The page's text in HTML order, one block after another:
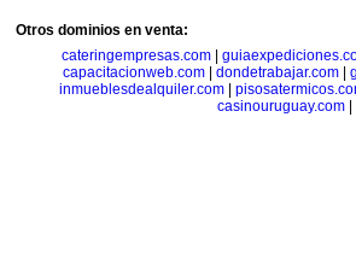
Otros dominios en venta:
cateringempresas.com|
capacitacionweb.com
dondetrabajar.com
inmueblesdealquiler.com|
casinouruguay.com